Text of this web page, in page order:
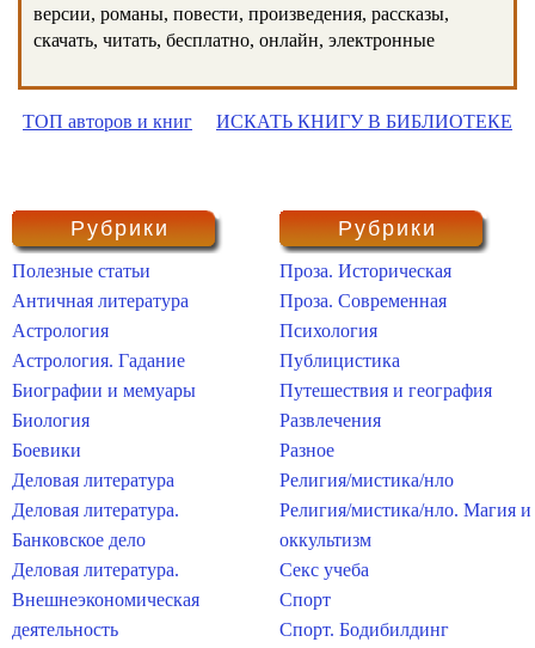
версии, романы, повести, произведения, рассказы,
скачать, читать, бесплатно, онлайн, электронные
ТОП авторов и книг ИСКАТЬ КНИГУ В БИБЛИОТЕКЕ
Рубрики
Полезные статьи
Античная литература
Астрология
Астрология. Гадание
Биографии и мемуары
Биология
Боевики
Деловая литература
Деловая литература.
Банковское дело
Деловая литература.
Внешнеэкономическая
деятельность
Рубрики
Проза. Историческая
Проза. Современная
Психология
Публицистика
Путешествия и география
Развлечения
Разное
Религия/мистика/нло
Религия/мистика/нло. Магия и
оккультизм
Секс учеба
Спорт
Спорт. Бодибилдинг